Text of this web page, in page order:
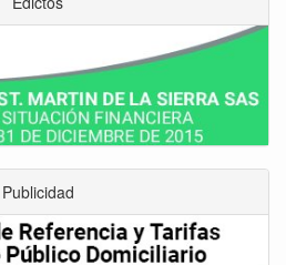
Publicidad